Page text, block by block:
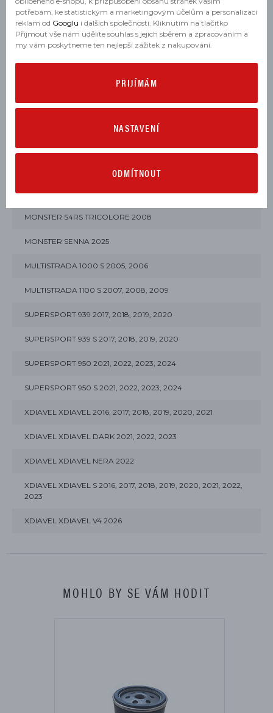
MONSTER MONSTER + 2021, 2022, 2023, 2024, 2025
MONSTER MONSTER 2021, 2022, 2023, 2024, 2025
MONSTER S4R 2003, 2004, 2005, 2006, 2007, 2008
MONSTER S4RS 2006, 2007, 2008
MONSTER S4RS TRICOLORE 2008
MONSTER SENNA 2025
MULTISTRADA 1000 S 2005, 2006
MULTISTRADA 1100 S 2007, 2008, 2009
SUPERSPORT 939 2017, 2018, 2019, 2020
SUPERSPORT 939 S 2017, 2018, 2019, 2020
SUPERSPORT 950 2021, 2022, 2023, 2024
SUPERSPORT 950 S 2021, 2022, 2023, 2024
XDIAVEL XDIAVEL 2016, 2017, 2018, 2019, 2020, 2021
XDIAVEL XDIAVEL DARK 2021, 2022, 2023
XDIAVEL XDIAVEL NERA 2022
XDIAVEL XDIAVEL S 2016, 2017, 2018, 2019, 2020, 2021, 2022,
2023
XDIAVEL XDIAVEL V4 2026
MOHLO BY SE VÁM HODIT
potřebám, ke statistickým a marketingovým účelům a personalizaci
reklam od Googlu i dalších společností. Kliknutím na tlačítko
Přijmout vše nám udělíte souhlas s jejich sběrem a zpracováním a
my vám poskytneme ten nejlepší zážitek z nakupování.
PŘIJÍMÁM
NASTAVENÍ
ODMÍTNOUT